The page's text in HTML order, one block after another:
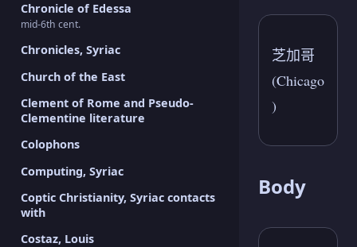
Chronicle of Edessa
mid-6th cent.
Chronicles, Syriac
Church of the East
Clement of Rome and Pseudo-
Clementine literature
Colophons
Computing, Syriac
Coptic Christianity, Syriac contacts
with
Costaz, Louis
芝加哥
(Chicago
)
Body